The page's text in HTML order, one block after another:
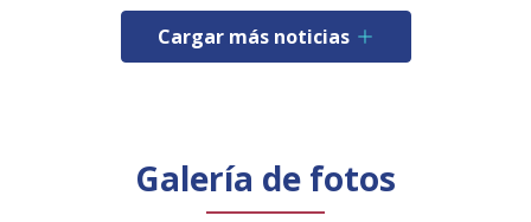
Cargar más noticias
Galería de fotos